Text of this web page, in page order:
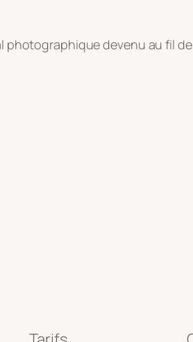
photographique devenu au fil